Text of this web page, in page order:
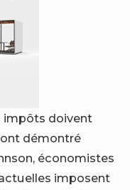
impôts doivent
démontré
économistes
imposent